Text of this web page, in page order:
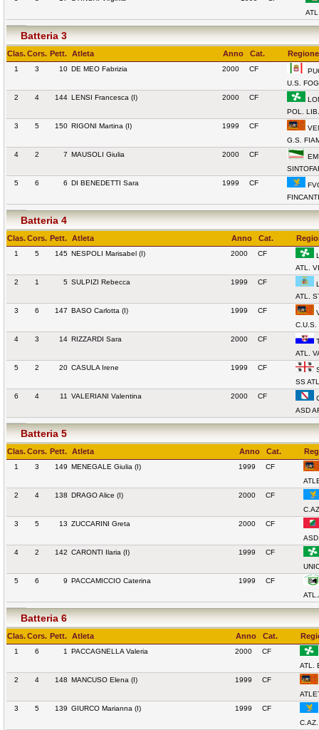
Batteria 3
Clas.Cors. Pett. Atleta Anno Cat.
1 3 10 DE MEO Fabrizia 2000 CF
U.S.
2
4 144 LENSI Francesca (I) 2000 CF
POL.
3
5 150 RIGONI Martina (I) 1999 CF
G.S.
4
2 7 MAUSOLI Giulia 2000 CF
5
6 6 DI BENEDETTI Sara 1999 CF
Batteria 4
Clas.Cors. Pett. Atleta Anno Cat.
1 5 145 NESPOLI Marisabel (I) 2000 CF
ATL.
2
1 5 SULPIZI Rebecca 1999 CF
ATL.
3
6 147 BASO Carlotta (I) 1999 CF
C.U.S.
4
3 14 RIZZARDI Sara 2000 CF
ATL.
5
2 20 CASULA Irene 1999 CF
SS
6
4 11 VALERIANI Valentina 2000 CF
ASD
Batteria 5
Clas.Cors. Pett. Atleta Anno Cat.
1 3 149 MENEGALE Giulia (I) 1999
CF
2
4 138 DRAGO Alice (I) 2000
CF
3
5 13 ZUCCARINI Greta 2000
CF
4
2 142 CARONTI Ilaria (I) 1999
CF
5
6 9 PACCAMICCIO Caterina 1999
CF
Batteria 6
Clas.Cors. Pett. Atleta Anno Cat.
1 6 1 PACCAGNELLA Valeria 2000 CF
ATL.
2
4 148 MANCUSO Elena (I) 1999 CF
3
5 139 GIURCO Marianna (I) 1999 CF